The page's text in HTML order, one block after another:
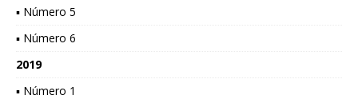
▪ Número 5
▪ Número 6
2019
▪ Número 1